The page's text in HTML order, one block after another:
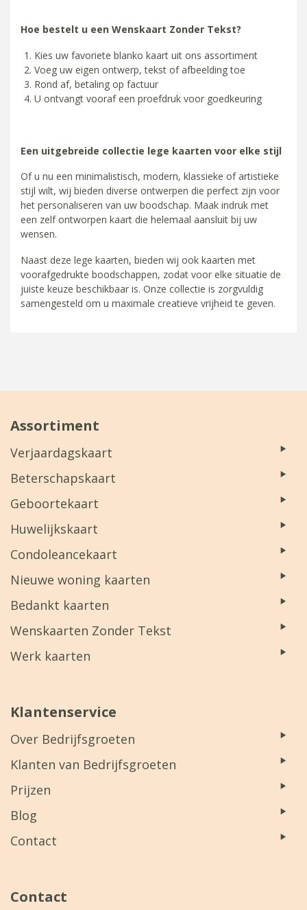
Hoe bestelt u een Wenskaart Zonder Tekst?
Kies uw favoriete blanko kaart uit ons assortiment
Voeg uw eigen ontwerp, tekst of afbeelding toe
Rond af, betaling op factuur
U ontvangt vooraf een proefdruk voor goedkeuring
Een uitgebreide collectie lege kaarten voor elke stijl
Of u nu een minimalistisch, modern, klassieke of artistieke
stijl wilt, wij bieden diverse ontwerpen die perfect zijn voor
het personaliseren van uw boodschap. Maak indruk met
een zelf ontworpen kaart die helemaal aansluit bij uw
wensen.
Naast deze lege kaarten, bieden wij ook kaarten met
voorafgedrukte boodschappen, zodat voor elke situatie de
juiste keuze beschikbaar is. Onze collectie is zorgvuldig
samengesteld om u maximale creatieve vrijheid te geven.
Assortiment
Verjaardagskaart
Beterschapskaart
Geboortekaart
Huwelijkskaart
Condoleancekaart
Nieuwe woning kaarten
Bedankt kaarten
Wenskaarten Zonder Tekst
Werk kaarten
Klantenservice
Over Bedrijfsgroeten
Klanten van Bedrijfsgroeten
Prijzen
Blog
Contact
Contact